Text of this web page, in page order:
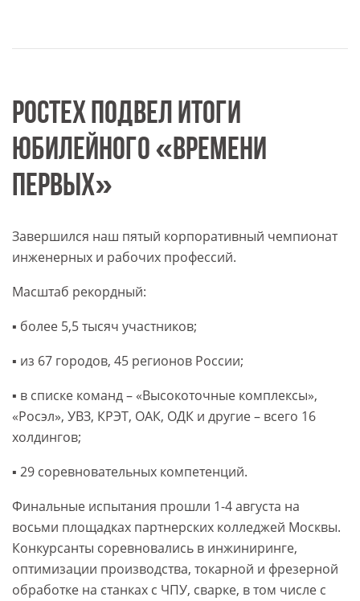
РОСТЕХ ПОДВЕЛ ИТОГИ
ЮБИЛЕЙНОГО «ВРЕМЕНИ
ПЕРВЫХ»
Завершился наш пятый корпоративный чемпионат
инженерных и рабочих профессий.
Масштаб рекордный:
▪️ более 5,5 тысяч участников;
▪️ из 67 городов, 45 регионов России;
▪️ в списке команд – «Высокоточные комплексы»,
«Росэл», УВЗ, КРЭТ, ОАК, ОДК и другие – всего 16
холдингов;
▪️ 29 соревновательных компетенций.
Финальные испытания прошли 1-4 августа на
восьми площадках партнерских колледжей Москвы.
Конкурсанты соревновались в инжиниринге,
оптимизации производства, токарной и фрезерной
обработке на станках с ЧПУ, сварке, в том числе с